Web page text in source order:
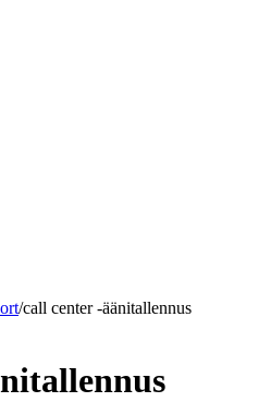
/call center -äänitallennus